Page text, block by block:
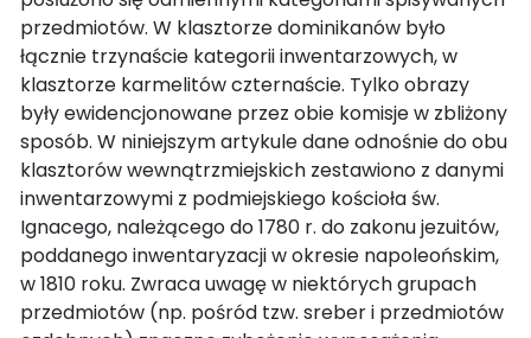
przedmiotów. W klasztorze dominikanów było
łącznie trzynaście kategorii inwentarzowych, w
klasztorze karmelitów czternaście. Tylko obrazy
były ewidencjonowane przez obie komisje w zbliżony
sposób. W niniejszym artykule dane odnośnie do obu
klasztorów wewnątrzmiejskich zestawiono z danymi
inwentarzowymi z podmiejskiego kościoła św.
Ignacego, należącego do 1780 r. do zakonu jezuitów,
poddanego inwentaryzacji w okresie napoleońskim,
w 1810 roku. Zwraca uwagę w niektórych grupach
przedmiotów (np. pośród tzw. sreber i przedmiotów